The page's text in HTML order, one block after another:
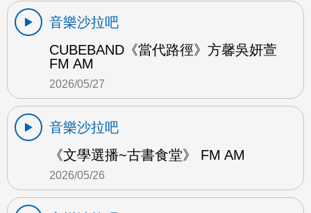
音樂沙拉吧
CUBEBAND《當代路徑》方馨吳妍萱
FM AM
2026/05/27
音樂沙拉吧
《文學選播~古書食堂》 FM AM
2026/05/26